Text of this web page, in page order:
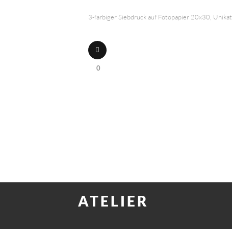
3-farbiger Siebdruck auf Fotopapier 20x30, Unikat
0
ATELIER